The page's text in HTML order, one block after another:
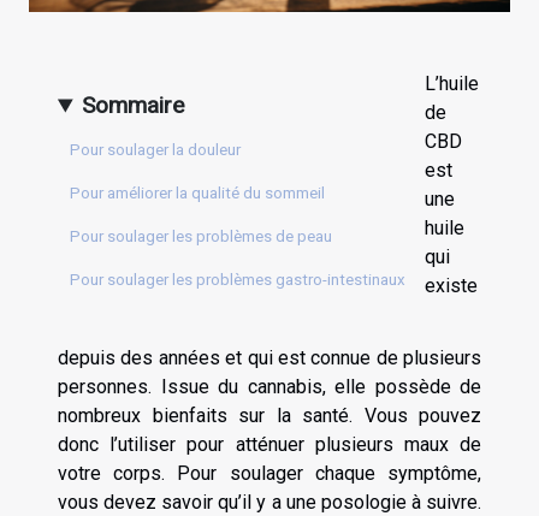
Sommaire
Pour soulager la douleur
Pour améliorer la qualité du sommeil
Pour soulager les problèmes de peau
Pour soulager les problèmes gastro-intestinaux
L’huile
de
CBD
est
une
huile
qui
existe
depuis des années et qui est connue de plusieurs
personnes. Issue du cannabis, elle possède de
nombreux bienfaits sur la santé. Vous pouvez
donc l’utiliser pour atténuer plusieurs maux de
votre corps. Pour soulager chaque symptôme,
vous devez savoir qu’il y a une posologie à suivre.